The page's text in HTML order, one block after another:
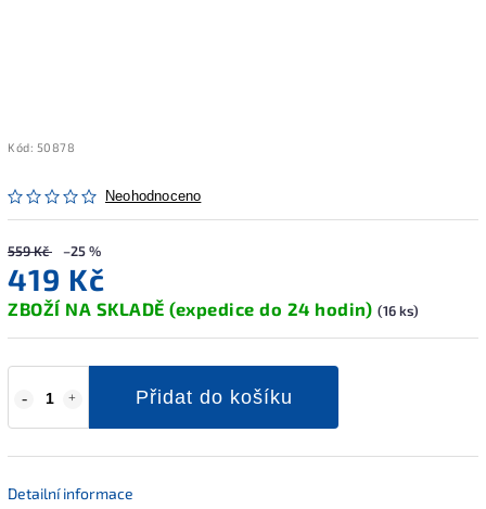
Kód: 50878
Neohodnoceno
559 Kč –25 %
419 Kč
ZBOŽÍ NA SKLADĚ (expedice do 24 hodin) (16 ks)
Přidat do košíku
Detailní informace